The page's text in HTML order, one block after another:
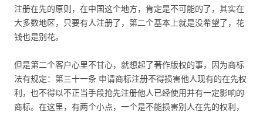
注册在先的原则，在中国这个地方，肯定是不可能的了，其实在
大多数地区，只要有人注册了，第二个基本上就是没希望了，花
钱也是别花。
但是第二个客户心里不甘心，就想起了著作版权的事，因为商标
法有规定：第三十一条 申请商标注册不得损害他人现有的在先权
利，也不得以不正当手段抢先注册他人已经使用并有一定影响的
商标。在这里，有两个小点，一个是不能损害别人在先的权利，